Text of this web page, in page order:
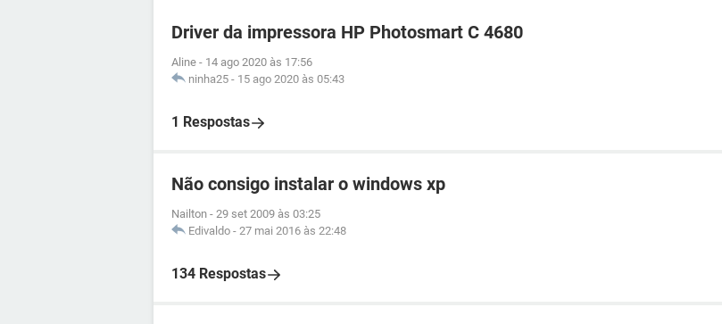
Driver da impressora HP Photosmart C 4680
Aline - 14 ago 2020 às 17:56
ninha25 - 15 ago 2020 às 05:43
1 Respostas
Não consigo instalar o windows xp
Nailton - 29 set 2009 às 03:25
Edivaldo - 27 mai 2016 às 22:48
134 Respostas